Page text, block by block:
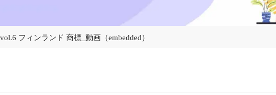
フィンランド 商標_動画（embedded）